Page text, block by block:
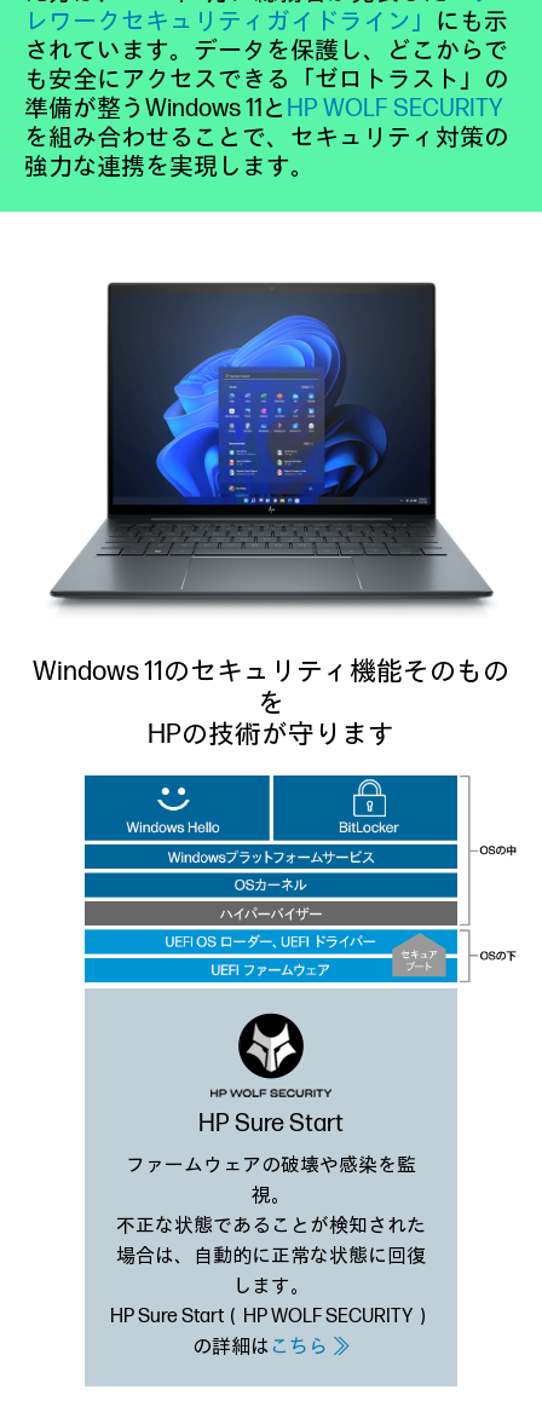
レワークセキュリティガイドライン」 にも示
されています。データを保護し、どこからで
も安全にアクセスできる「ゼロトラスト」の
準備が整うWindows 11と HP WOLF SECURITY
を組み合わせることで、セキュリティ対策の
強力な連携を実現します。
Windows 11のセキュリティ機能そのもの
を
HPの技術が守ります
HP Sure Start
ファームウェアの破壊や感染を監
視。
不正な状態であることが検知された
場合は、自動的に正常な状態に回復
します。
HP Sure Start（HP WOLF SECURITY）
の詳細はこちら ≫